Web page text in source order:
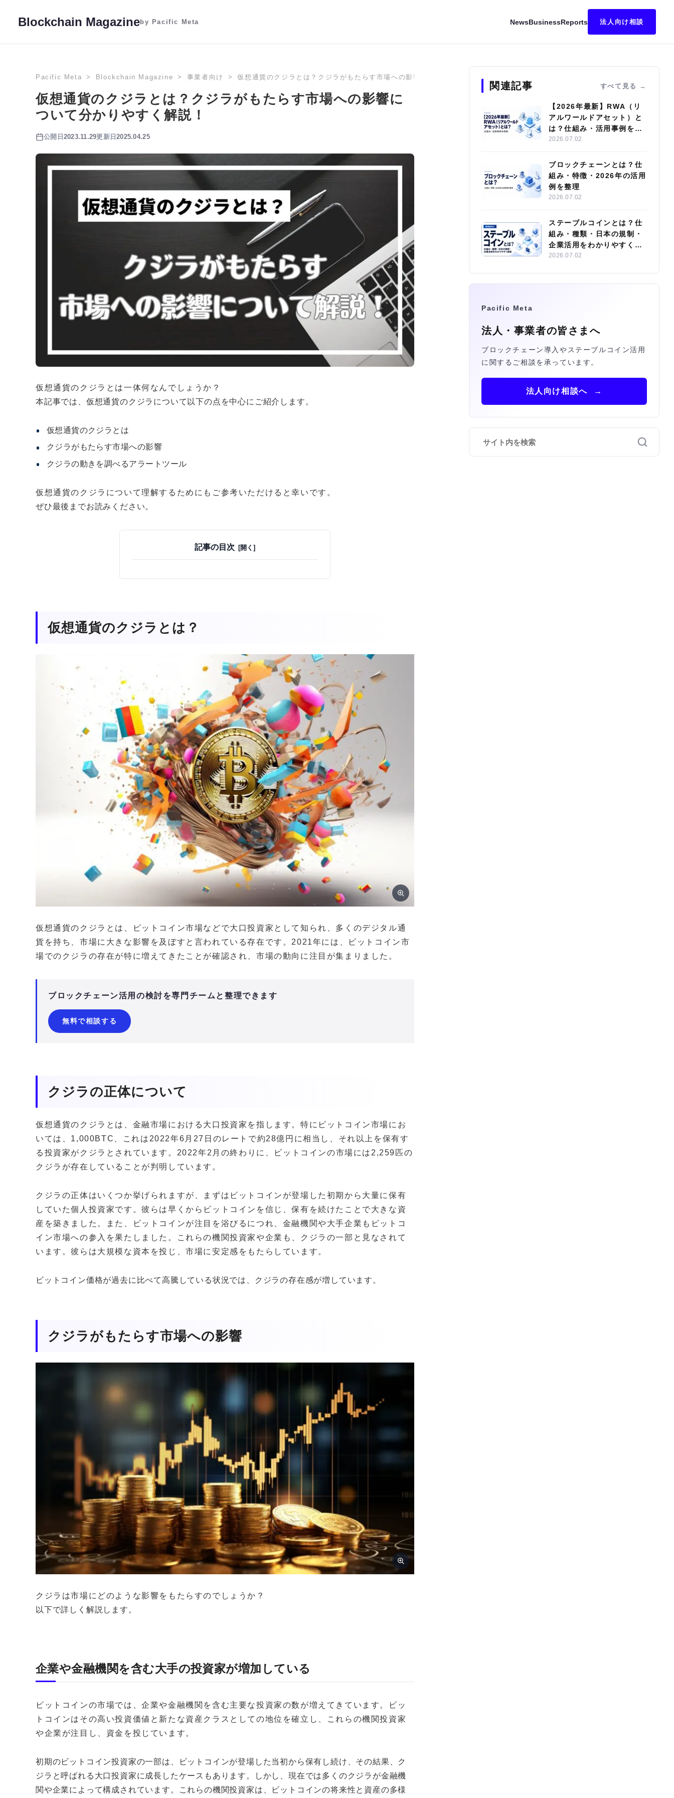
Blockchain Magazineby Pacific Meta NewsBusinessReports 法人向け相談
Pacific Meta Blockchain Magazine 事業者向け 仮想通貨のクジラとは？クジラがもたらす市場への影響について分かりやすく解説！
仮想通貨のクジラとは？クジラがもたらす市場への影響に
ついて分かりやすく解説！
公開日 2023.11.29更新日2025.04.25
仮想通貨のクジラとは一体何なんでしょうか？
本記事では、仮想通貨のクジラについて以下の点を中心にご紹介します。
仮想通貨のクジラとは
クジラがもたらす市場への影響
クジラの動きを調べるアラートツール
仮想通貨のクジラについて理解するためにもご参考いただけると幸いです。
ぜひ最後までお読みください。
記事の目次
仮想通貨のクジラとは？
仮想通貨のクジラとは、ビットコイン市場などで大口投資家として知られ、多くのデジタル通
貨を持ち、市場に大きな影響を及ぼすと言われている存在です。2021年には、ビットコイン市
場でのクジラの存在が特に増えてきたことが確認され、市場の動向に注目が集まりました。
ブロックチェーン活用の検討を専門チームと整理できます
無料で相談する
クジラの正体について
仮想通貨のクジラとは、金融市場における大口投資家を指します。特にビットコイン市場にお
いては、1,000BTC、これは2022年6月27日のレートで約28億円に相当し、それ以上を保有す
る投資家がクジラとされています。2022年2月の終わりに、ビットコインの市場には2,259匹の
クジラが存在していることが判明しています。
クジラの正体はいくつか挙げられますが、まずはビットコインが登場した初期から大量に保有
していた個人投資家です。彼らは早くからビットコインを信じ、保有を続けたことで大きな資
産を築きました。また、ビットコインが注目を浴びるにつれ、金融機関や大手企業もビットコ
イン市場への参入を果たしました。これらの機関投資家や企業も、クジラの一部と見なされて
います。彼らは大規模な資本を投じ、市場に安定感をもたらしています。
ビットコイン価格が過去に比べて高騰している状況では、クジラの存在感が増しています。
クジラがもたらす市場への影響
クジラは市場にどのような影響をもたらすのでしょうか？
以下で詳しく解説します。
企業や金融機関を含む大手の投資家が増加している
ビットコインの市場では、企業や金融機関を含む主要な投資家の数が増えてきています。ビッ
トコインはその高い投資価値と新たな資産クラスとしての地位を確立し、これらの機関投資家
や企業が注目し、資金を投じています。
初期のビットコイン投資家の一部は、ビットコインが登場した当初から保有し続け、その結果、ク
ジラと呼ばれる大口投資家に成長したケースもあります。しかし、現在では多くのクジラが金融機
関や企業によって構成されています。これらの機関投資家は、ビットコインの将来性と資産の多様
関連記事 すべて見る
【2026年最新】RWA（リ
アルワールドアセット）と
は？仕組み・活用事例を解
説
2026.07.02
ブロックチェーンとは？仕
組み・特徴・2026年の活用
例を整理
2026.07.02
ステーブルコインとは？仕
組み・種類・日本の規制・
企業活用をわかりやすく解
説
2026.07.02
Pacific Meta
法人・事業者の皆さまへ
ブロックチェーン導入やステーブルコイン活用
に関するご相談を承っています。
法人向け相談へ